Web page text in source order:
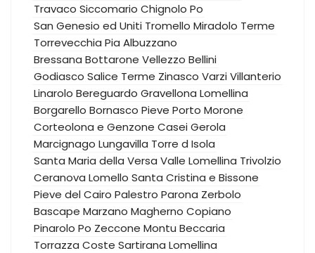
Travaco Siccomario Chignolo Po
San Genesio ed Uniti Tromello Miradolo Terme
Torrevecchia Pia Albuzzano
Bressana Bottarone Vellezzo Bellini
Godiasco Salice Terme Zinasco VarziVillanterio
Linarolo Bereguardo Gravellona Lomellina
Borgarello Bornasco Pieve Porto Morone
Corteolona e Genzone Casei Gerola
Marcignago Lungavilla Torre d Isola
Santa Maria della Versa Valle Lomellina Trivolzio
Ceranova Lomello Santa Cristina e Bissone
Pieve del Cairo Palestro Parona Zerbolo
Bascape Marzano Magherno Copiano
Pinarolo Po Zeccone Montu Beccaria
Torrazza Coste Sartirana Lomellina